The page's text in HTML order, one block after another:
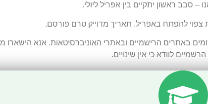
– סבב ראשון יתקיים בין אפריל ליולי.
להפתח באפריל. תאריך מדוייק טרם פורסם.
באתרים הרישמיים ובאתרי האוניברסיטאות. אנא הישארו
לוודא כי אין שינויים.